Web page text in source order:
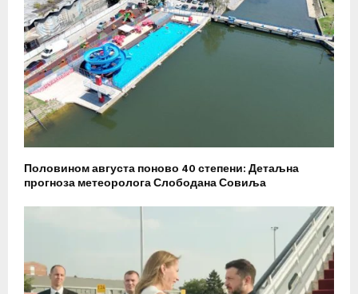
Половином августа поново 40 степени: Детаљна
прогноза метеоролога Слободана Совиља